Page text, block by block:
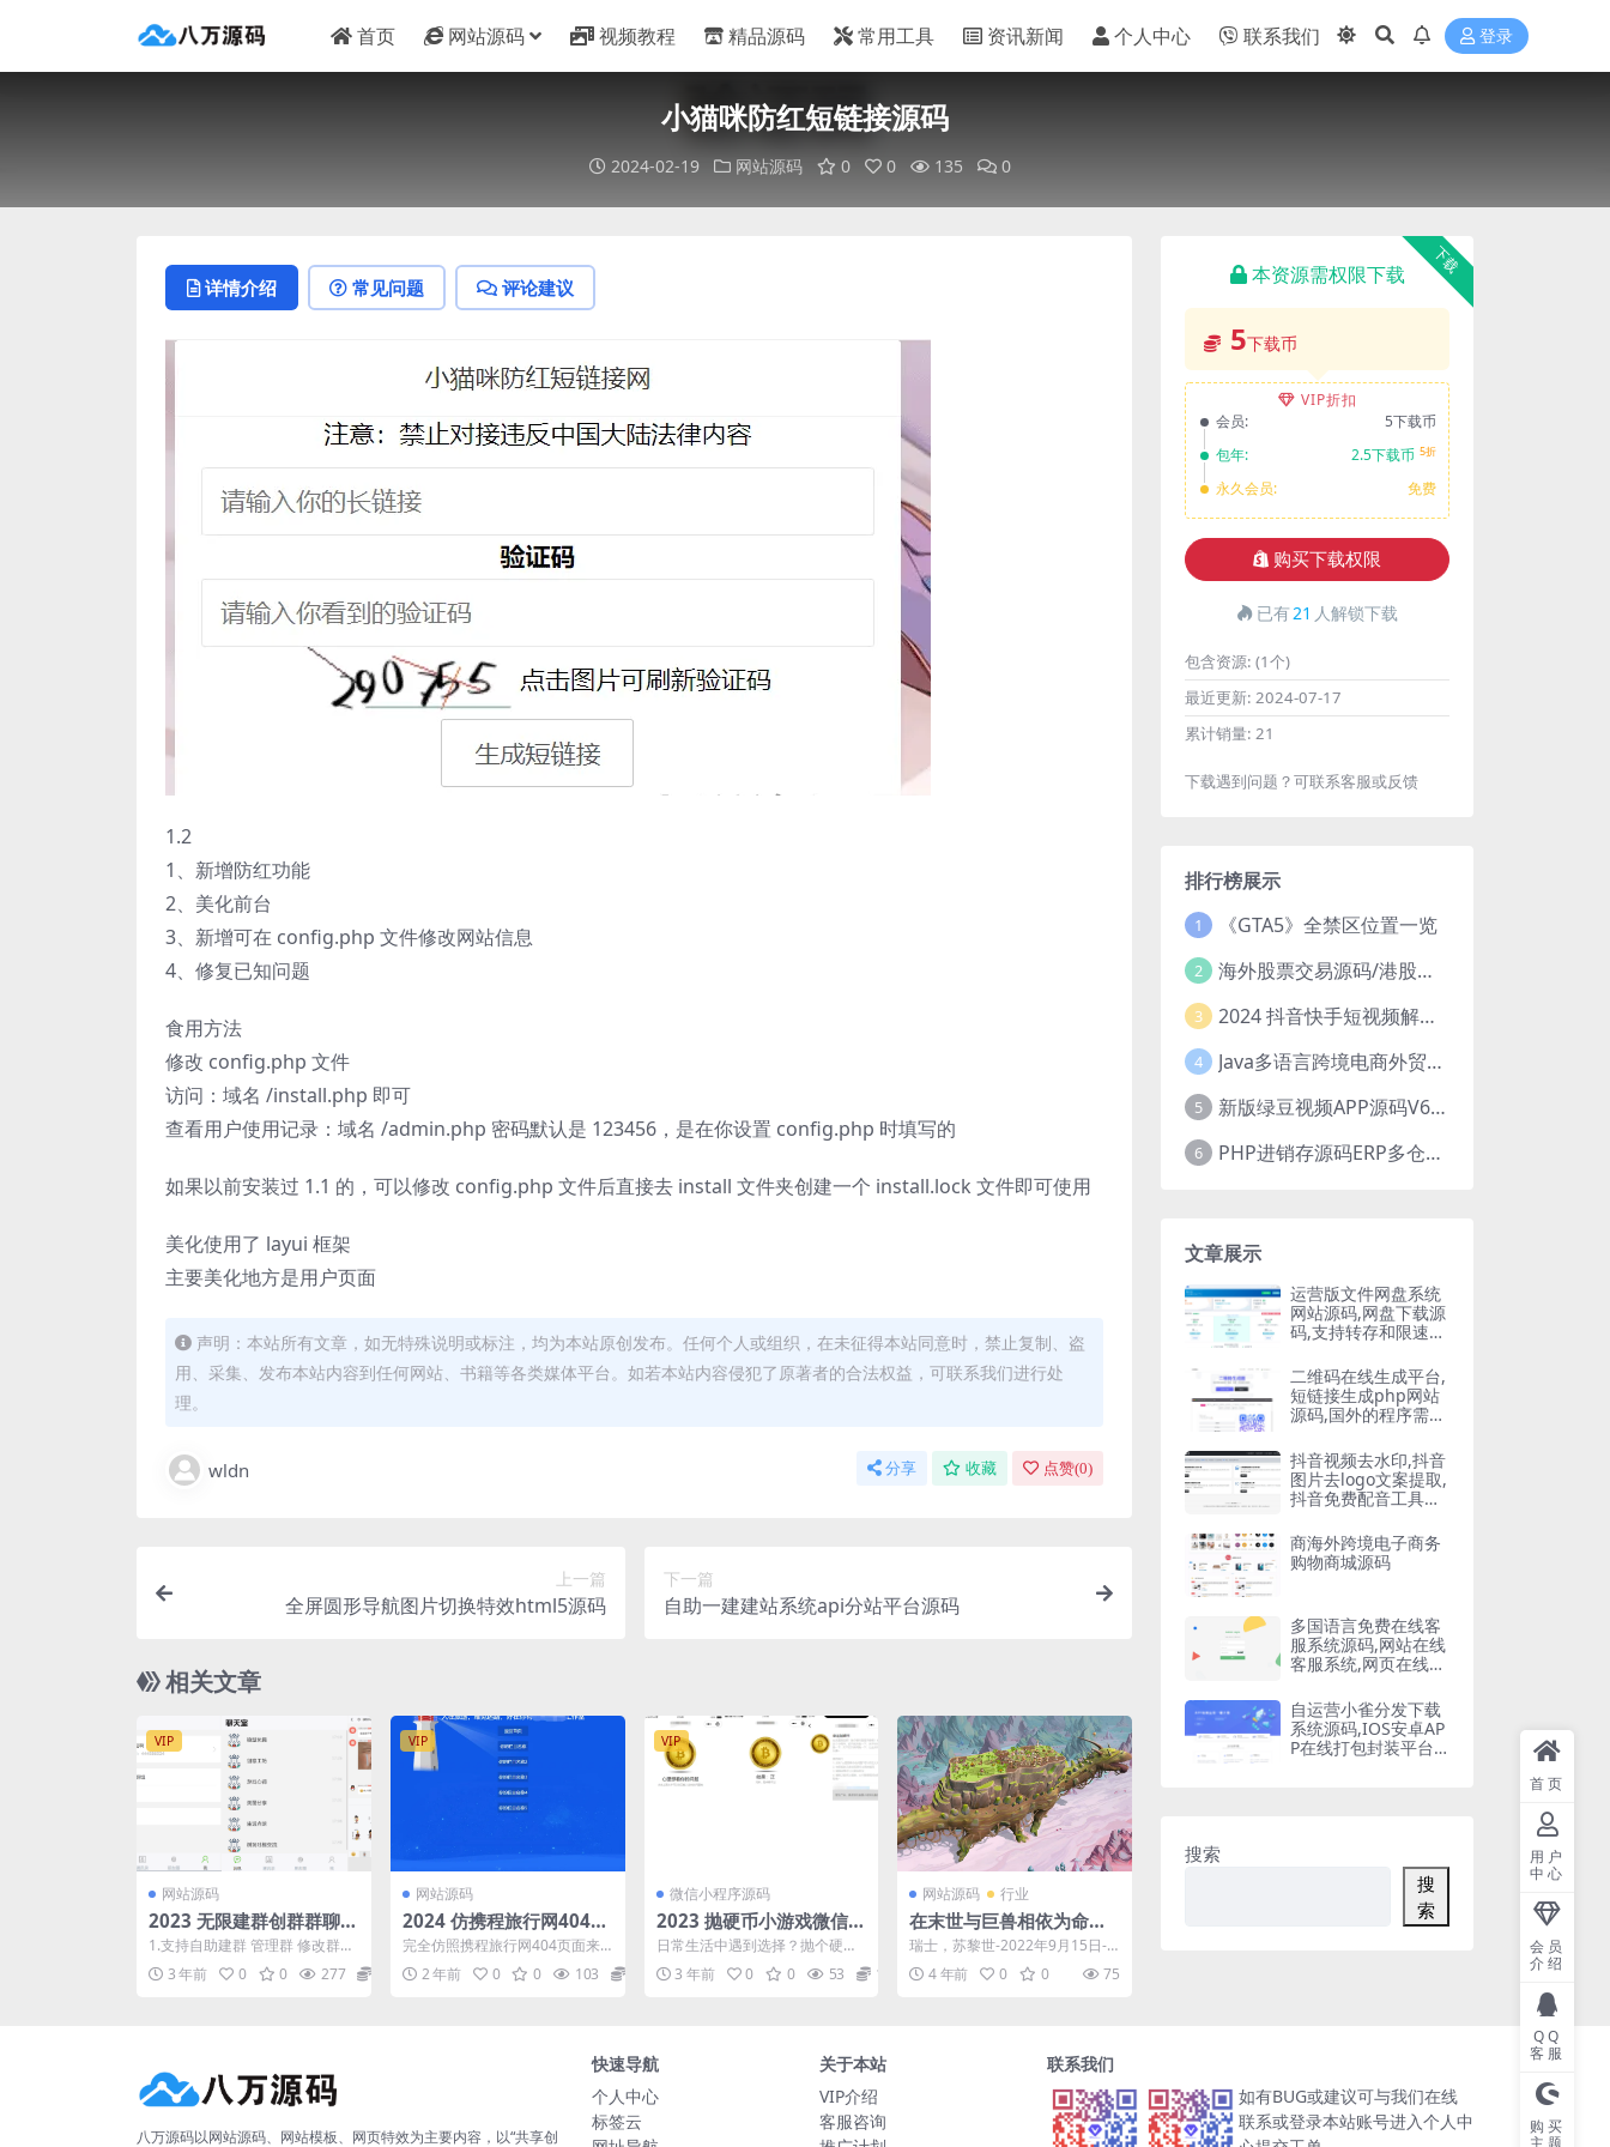
首页 网站源码 视频教程 精品源码 常用工具 资讯新闻 个人中心 联系我们 登录
小猫咪防红短链接源码
2024-02-19 网站源码 0 0 135 0
详情介绍 常见问题 评论建议
1.2
1、新增防红功能
2、美化前台
3、新增可在 config.php 文件修改网站信息
4、修复已知问题
食用方法
修改 config.php 文件
访问：域名 /install.php 即可
查看用户使用记录：域名 /admin.php 密码默认是 123456，是在你设置 config.php 时填写的
如果以前安装过 1.1 的，可以修改 config.php 文件后直接去 install 文件夹创建一个 install.lock 文件即可使用
美化使用了 layui 框架
主要美化地方是用户页面
声明：本站所有文章，如无特殊说明或标注，均为本站原创发布。任何个人或组织，在未征得本站同意时，禁止复制、盗
用、采集、发布本站内容到任何网站、书籍等各类媒体平台。如若本站内容侵犯了原著者的合法权益，可联系我们进行处
理。
wldn 分享 收藏 点赞(0)
上一篇
全屏圆形导航图片切换特效html5源码
下一篇
自助一建建站系统api分站平台源码
相关文章
VIP
网站源码
2023 无限建群创群群聊H
5聊天系统网站源码
1.支持自助建群 管理群 修改群资
料 2.支持自动登录 登陆成功可自
助修改资料 ...
3 年前 0 0 277
VIP
网站源码
2024 仿携程旅行网404页
面html源码
完全仿照携程旅行网404页面来
的，所以相似度几乎为100%，本
段代码适应于所有网...
2 年前 0 0 103
VIP
微信小程序源码
2023 抛硬币小游戏微信小
程序源码
日常生活中遇到选择？抛个硬币
看看天意吧！ 有了这个小程序，
起不起床拋一下，叫不叫...
3 年前 0 0 53 10
网站源码 行业
在末世与巨兽相依为命
《漂泊牧歌》开启抢先体
验
瑞士，苏黎世-2022年9月15日- S
tray Fawn Studio正式宣布...
4 年前 0 0 75
下载
本资源需权限下载
5下载币
VIP折扣
会员:
5下载币
包年:
2.5下载币 5折
永久会员: 免费
购买下载权限
已有21 人解锁下载
包含资源: (1个)
最近更新: 2024-07-17
累计销量: 21
下载遇到问题？可联系客服或反馈
排行榜展示
1 《GTA5》全禁区位置一览
2 海外股票交易源码/港股泰股/美股源码/印度股源码/马拉西亚股票源码/国际股票配资
3 2024 抖音快手短视频解析去水印php源码
4 Java多语言跨境电商外贸商城TikToKshop内嵌商城I商家入驻I一键铺
5 新版绿豆视频APP源码V6.6 免授权插件版
6 PHP进销存源码ERP多仓库管理系统 手机版进销存 php网络版进销存小程序
文章展示
运营版文件网盘系统
网站源码,网盘下载源
码,支持转存和限速下
二维码在线生成平台,
短链接生成php网站
源码,国外的程序需要
抖音视频去水印,抖音
图片去logo文案提取,
抖音免费配音工具大
商海外跨境电子商务
购物商城源码
多国语言免费在线客
服系统源码,网站在线
客服系统,网页在线客
平台
自运营小雀分发下载
系统源码,IOS安卓AP
P在线打包封装平台,
搜索
搜
索
八万源码以网站源码、网站模板、网页特效为主要内容，以“共享创
快速导航
个人中心
标签云
关于本站
VIP介绍
客服咨询
联系我们
如有BUG或建议可与我们在线
联系或登录本站账号进入个人中
首页
用户
中心
会员
介绍
QQ
客服
购买
主题